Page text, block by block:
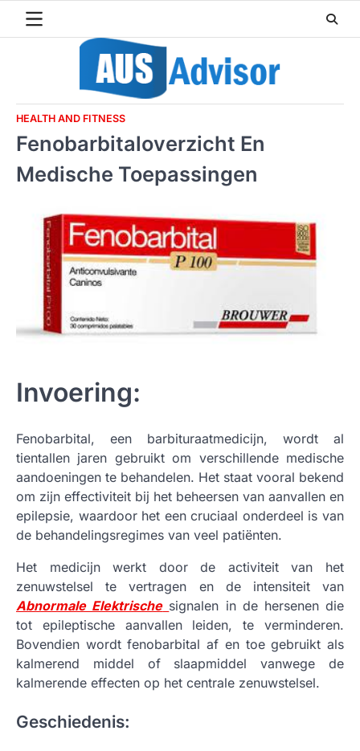
HEALTH AND FITNESS
Fenobarbitaloverzicht En
Medische Toepassingen
Invoering:
Fenobarbital, een barbituraatmedicijn, wordt al
tientallen jaren gebruikt om verschillende medische
aandoeningen te behandelen. Het staat vooral bekend
om zijn effectiviteit bij het beheersen van aanvallen en
epilepsie, waardoor het een cruciaal onderdeel is van
de behandelingsregimes van veel patiënten.
Het medicijn werkt door de activiteit van het
zenuwstelsel te vertragen en de intensiteit van
Abnormale Elektrische signalen in de hersenen die
tot epileptische aanvallen leiden, te verminderen.
Bovendien wordt fenobarbital af en toe gebruikt als
kalmerend middel of slaapmiddel vanwege de
kalmerende effecten op het centrale zenuwstelsel.
Geschiedenis: